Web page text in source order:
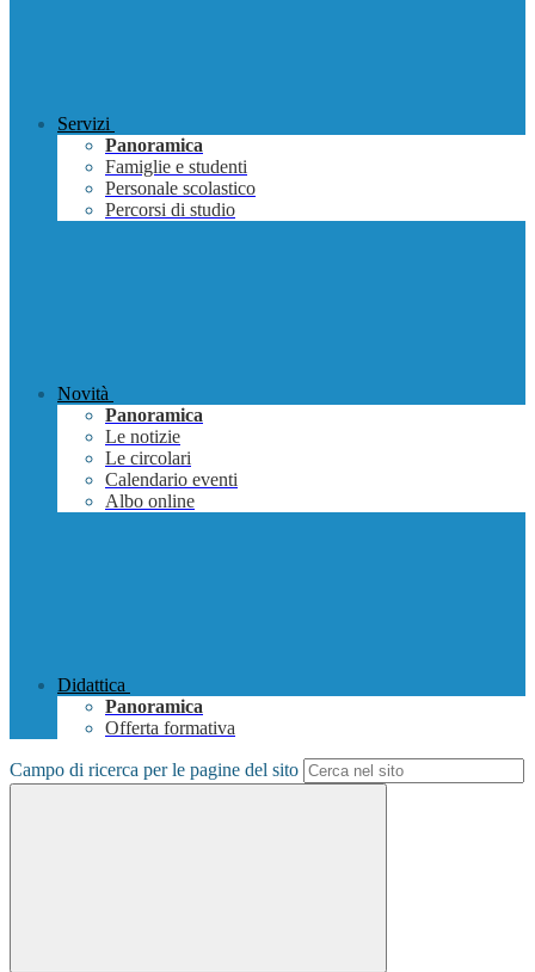
Servizi
Panoramica
Famiglie e studenti
Personale scolastico
Percorsi di studio
Novità
Panoramica
Le notizie
Le circolari
Calendario eventi
Albo online
Didattica
Panoramica
Offerta formativa
Campo di ricerca per le pagine del sito